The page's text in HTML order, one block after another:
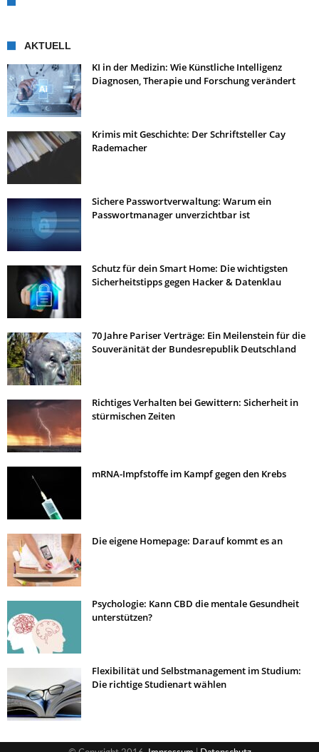
AKTUELL
KI in der Medizin: Wie Künstliche Intelligenz
Diagnosen, Therapie und Forschung verändert
Krimis mit Geschichte: Der Schriftsteller Cay
Rademacher
Sichere Passwortverwaltung: Warum ein
Passwortmanager unverzichtbar ist
Schutz für dein Smart Home: Die wichtigsten
Sicherheitstipps gegen Hacker & Datenklau
70 Jahre Pariser Verträge: Ein Meilenstein für die
Souveränität der Bundesrepublik Deutschland
Richtiges Verhalten bei Gewittern: Sicherheit in
stürmischen Zeiten
mRNA-Impfstoffe im Kampf gegen den Krebs
Die eigene Homepage: Darauf kommt es an
Psychologie: Kann CBD die mentale Gesundheit
unterstützen?
Flexibilität und Selbstmanagement im Studium:
Die richtige Studienart wählen